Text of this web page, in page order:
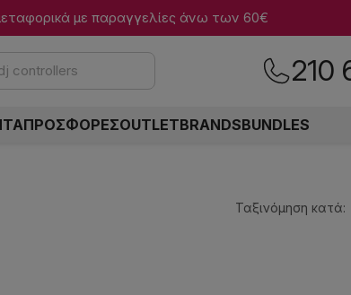
με παραγγελίες άνω των 60€
210
ΠΡΟΣΦΟΡΕΣOUTLETBRANDSBUNDLES
Ταξινόμηση κατά: